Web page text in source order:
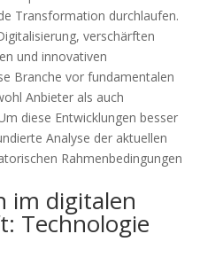
Transformation durchlaufen.
verschärften
und innovativen
Branche vor fundamentalen
Anbieter als auch
diese Entwicklungen besser
Analyse der aktuellen
Rahmenbedingungen
im digitalen
Technologie